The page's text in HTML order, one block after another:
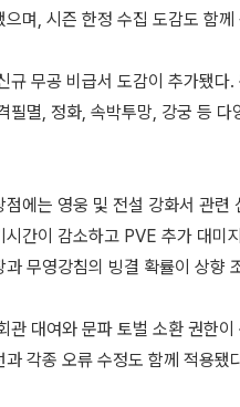
으며, 시즌 한정 수집 도감도 함께
규 무공 비급서 도감이 추가됐
필멸, 정화, 속박투망, 강궁 등
점에는 영웅 및 전설 강화서 관
시간이 감소하고 PVE 추가 대미
과 무영강침의 빙결 확률이 상향
관 대여와 문파 토벌 소환 권한
과 각종 오류 수정도 함께 적용됐